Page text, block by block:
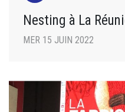
Nesting à La
MER 15 JUIN 2022